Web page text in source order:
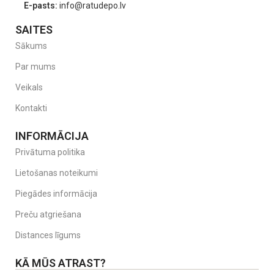
E-pasts: info@ratudepo.lv
SAITES
Sākums
Par mums
Veikals
Kontakti
INFORMĀCIJA
Privātuma politika
Lietošanas noteikumi
Piegādes informācija
Preču atgriešana
Distances līgums
KĀ MŪS ATRAST?